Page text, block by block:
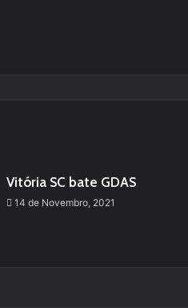
Vitória SC bate GDAS
14 de Novembro, 2021